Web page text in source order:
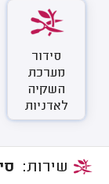
סידור
מערכת
השקיה
לאדניות